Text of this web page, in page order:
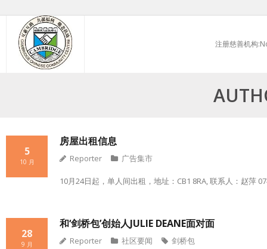
content
注册慈善机构
房屋出租信息
5
10 月 Reporter 广告集市
10月24日起，单人间出租，地址：CB1 8RA, 联系人：赵萍
和‘剑桥包’创始人JULIE DEANE面对面
28
9 月 Reporter 社区要闻 剑桥包